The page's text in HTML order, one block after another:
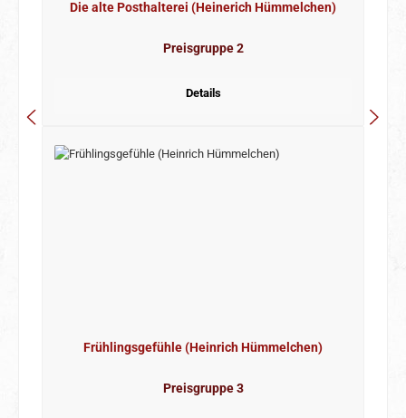
Die alte Posthalterei (Heinerich Hümmelchen)
Preisgruppe 2
Details
Frühlingsgefühle (Heinrich Hümmelchen)
Preisgruppe 3